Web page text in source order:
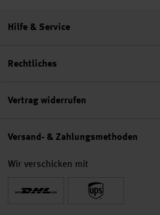
Hilfe & Service
Rechtliches
Vertrag widerrufen
Versand- & Zahlungsmethoden
Wir verschicken mit